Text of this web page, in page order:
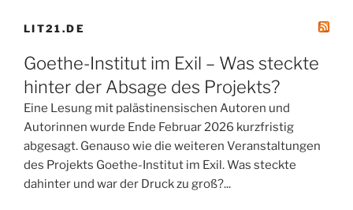
LIT21.DE
Goethe-Institut im Exil – Was steckte
hinter der Absage des Projekts?
Eine Lesung mit palästinensischen Autoren und
Autorinnen wurde Ende Februar 2026 kurzfristig
abgesagt. Genauso wie die weiteren Veranstaltungen
des Projekts Goethe-Institut im Exil. Was steckte
dahinter und war der Druck zu groß?...